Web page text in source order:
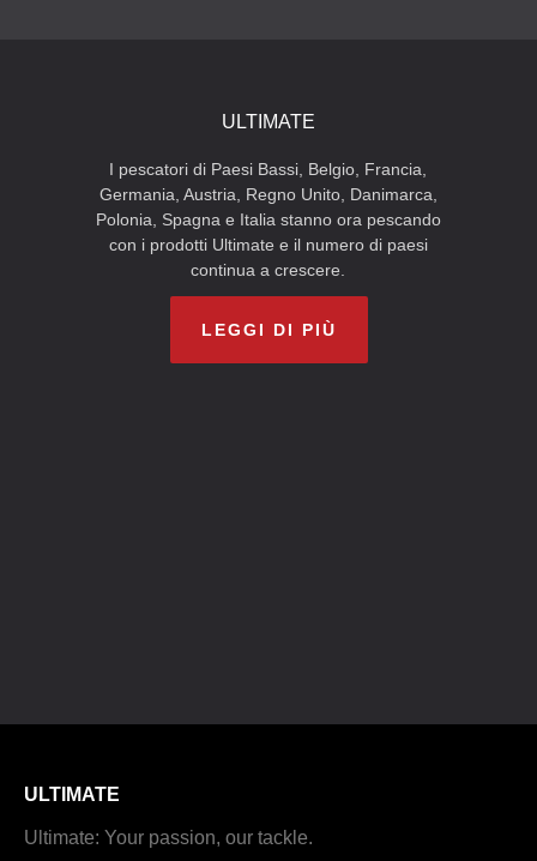
ULTIMATE
I pescatori di Paesi Bassi, Belgio, Francia,
Germania, Austria, Regno Unito, Danimarca,
Polonia, Spagna e Italia stanno ora pescando
con i prodotti Ultimate e il numero di paesi
continua a crescere.
LEGGI DI PIÙ
ULTIMATE
Ultimate: Your passion, our tackle.